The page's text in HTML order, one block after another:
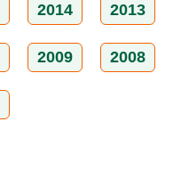
2014 2013
2009 2008